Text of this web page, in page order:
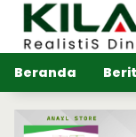
Langsung
konten
Beranda